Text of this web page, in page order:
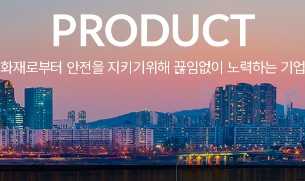
PRODUCT
화재로부터 안전을 지키기위해 끊임없이 노력하는 기업